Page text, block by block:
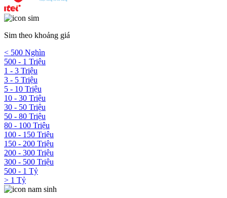
Sim theo khoảng giá
< 500 Nghìn
500 - 1 Triệu
1 - 3 Triệu
3 - 5 Triệu
5 - 10 Triệu
10 - 30 Triệu
30 - 50 Triệu
50 - 80 Triệu
80 - 100 Triệu
100 - 150 Triệu
150 - 200 Triệu
200 - 300 Triệu
300 - 500 Triệu
500 - 1 Tỷ
> 1 Tỷ